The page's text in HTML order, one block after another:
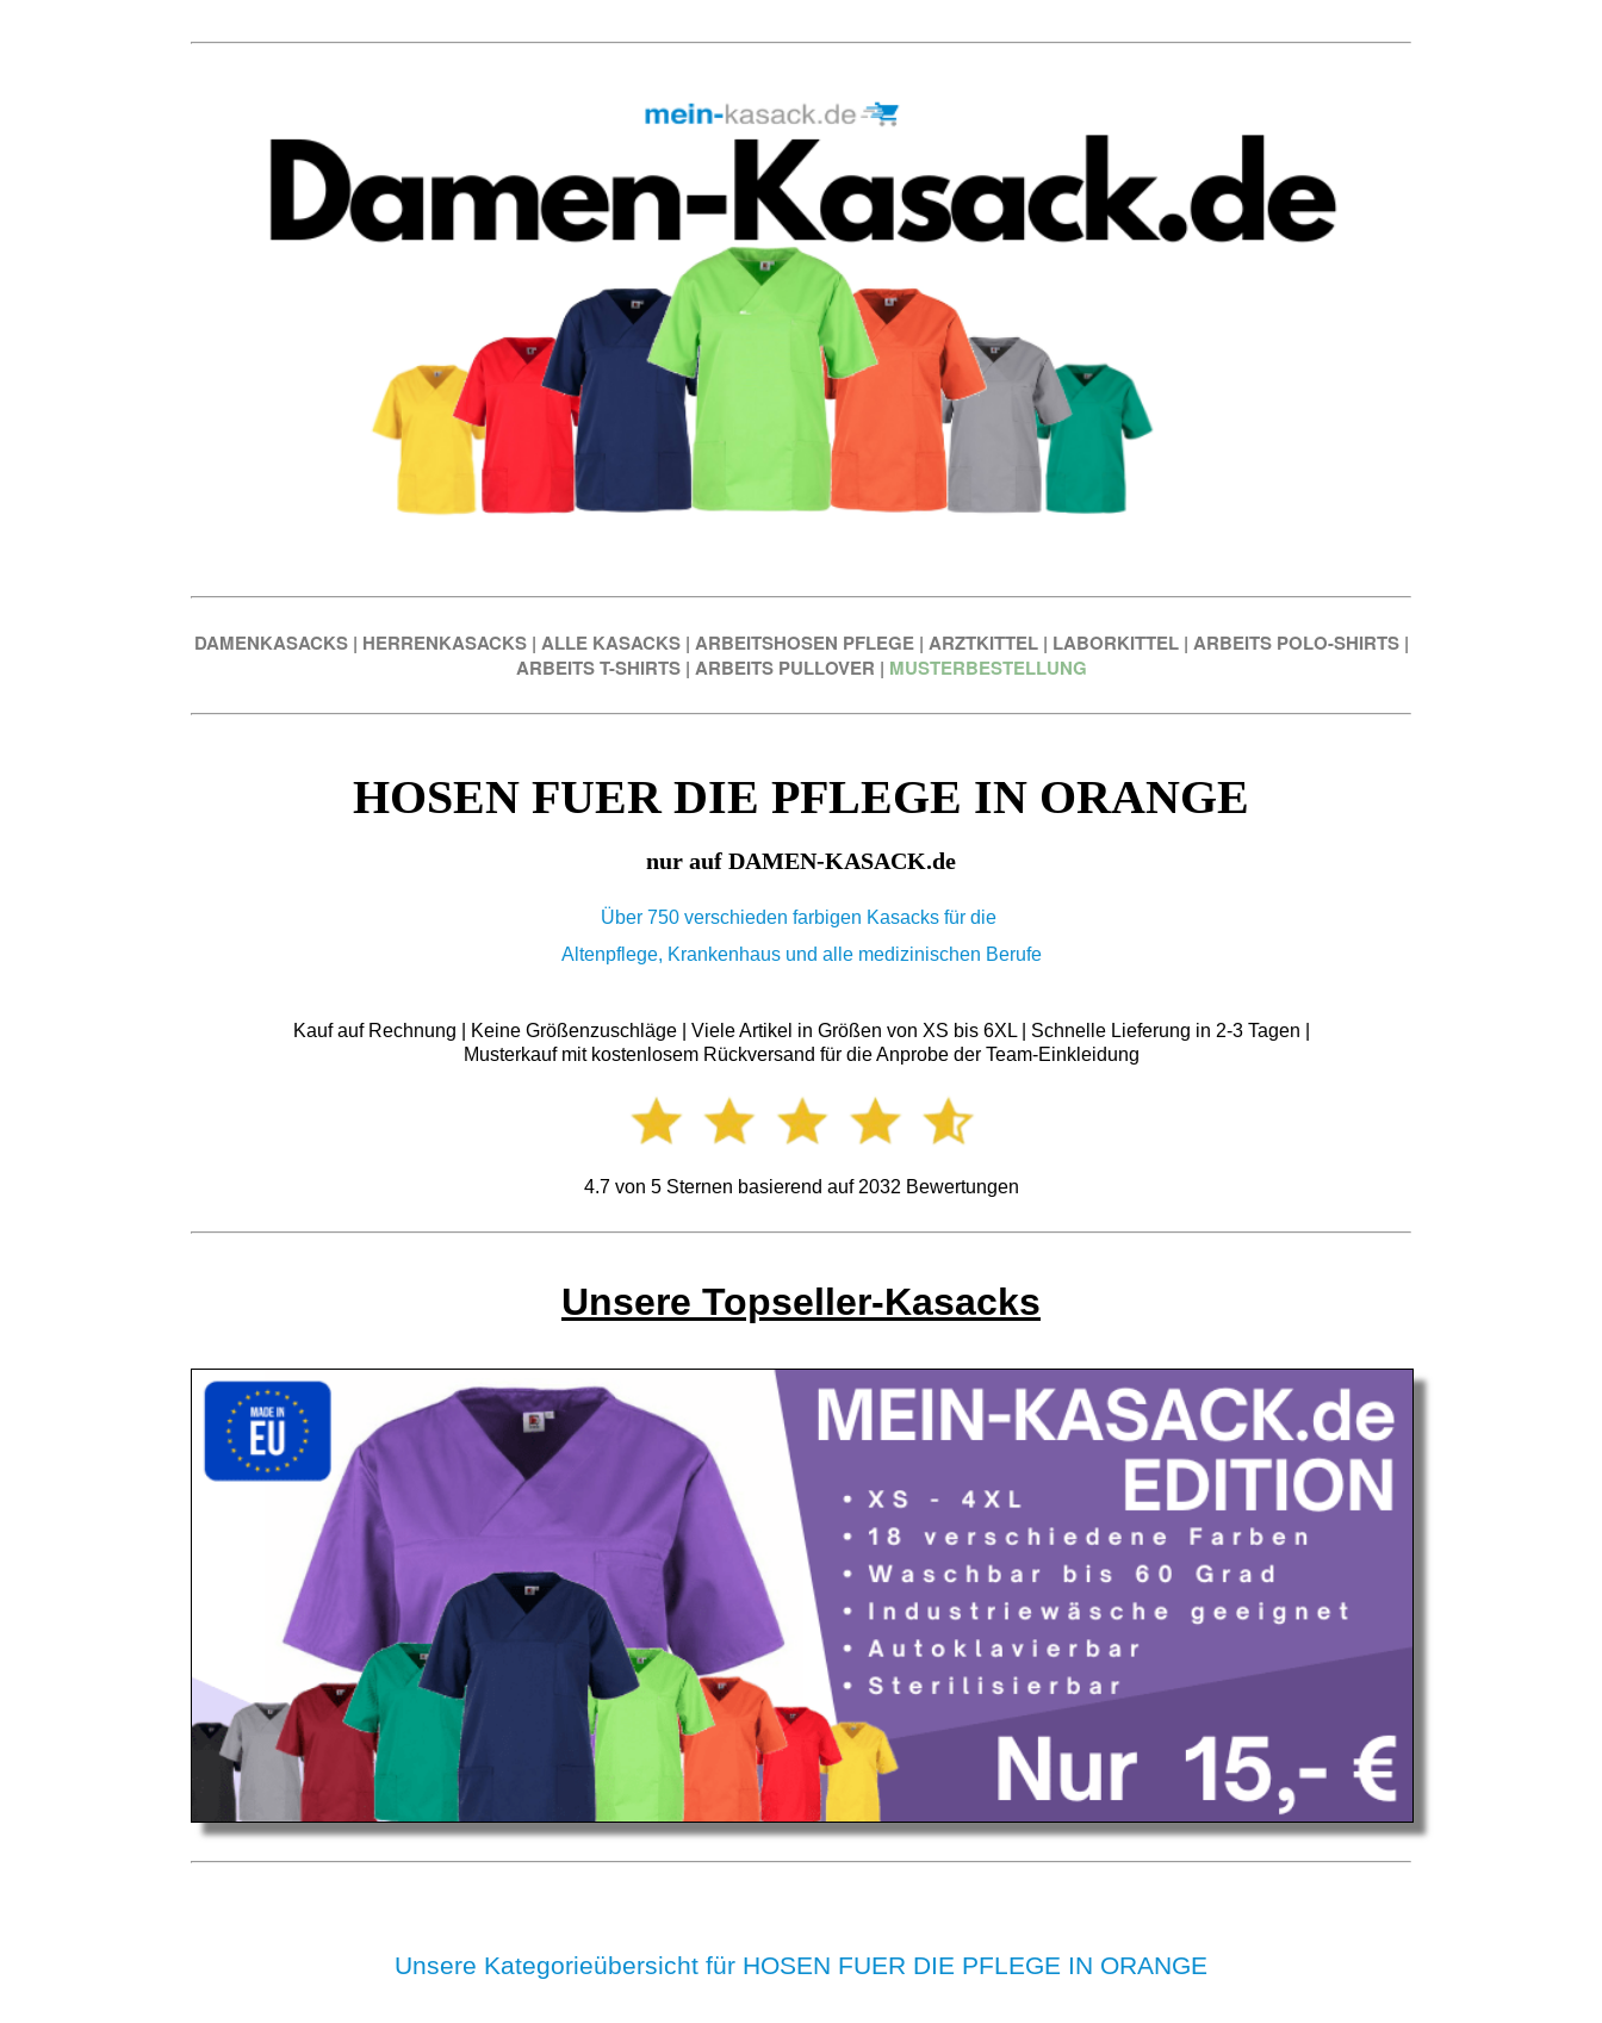
DAMENKASACKS | HERRENKASACKS | ALLE KASACKS | ARBEITSHOSEN PFLEGE | ARZTKITTEL | LABORKITTEL | ARBEITS POLO-SHIRTS |
ARBEITS T-SHIRTS | ARBEITS PULLOVER | MUSTERBESTELLUNG
HOSEN FUER DIE PFLEGE IN ORANGE
nur auf DAMEN-KASACK.de
Über 750 verschieden farbigen Kasacks für die
Altenpflege, Krankenhaus und alle medizinischen Berufe
Kauf auf Rechnung | Keine Größenzuschläge | Viele Artikel in Größen von XS bis 6XL | Schnelle Lieferung in 2-3 Tagen |
Musterkauf mit kostenlosem Rückversand für die Anprobe der Team-Einkleidung
4.7von 5Sternen basierend auf 2032 Bewertungen
Unsere Topseller-Kasacks
Unsere Kategorieübersicht für HOSEN FUER DIE PFLEGE IN ORANGE